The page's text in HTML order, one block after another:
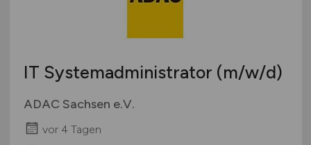
IT Systemadministrator (m/w/d)
ADAC Sachsen e.V.
vor 4 Tagen